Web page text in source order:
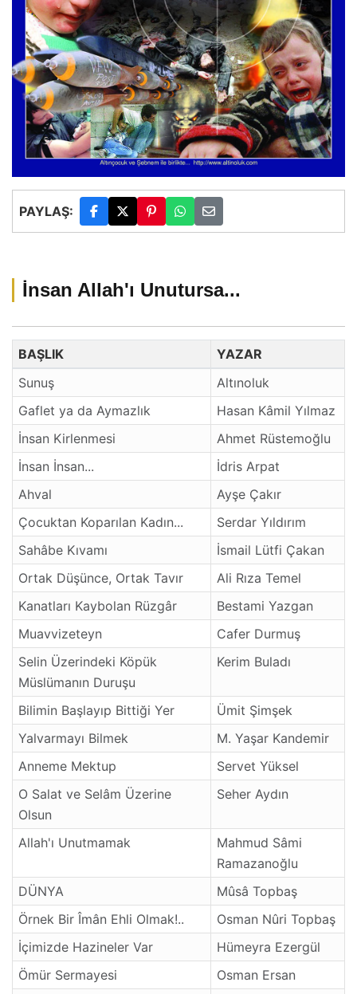
PAYLAŞ:
İnsan Allah'ı Unutursa...
BAŞLIK
YAZAR
Sunuş
Altınoluk
Gaflet ya da Aymazlık
Hasan Kâmil Yılmaz
İnsan Kirlenmesi
Ahmet Rüstemoğlu
İnsan İnsan...
İdris Arpat
Ahval
Ayşe Çakır
Çocuktan Koparılan Kadın...
Serdar Yıldırım
Sahâbe Kıvamı
İsmail Lütfi Çakan
Ortak Düşünce, Ortak Tavır
Ali Rıza Temel
Kanatları Kaybolan Rüzgâr
Bestami Yazgan
Muavvizeteyn
Cafer Durmuş
Selin Üzerindeki Köpük
Müslümanın Duruşu
Kerim Buladı
Bilimin Başlayıp Bittiği Yer
Ümit Şimşek
Yalvarmayı Bilmek
M. Yaşar Kandemir
Anneme Mektup
Servet Yüksel
O Salat ve Selâm Üzerine
Olsun
Seher Aydın
Allah'ı Unutmamak
Mahmud Sâmi
Ramazanoğlu
DÜNYA
Mûsâ Topbaş
Örnek Bir Îmân Ehli Olmak!..
Osman Nûri Topbaş
İçimizde Hazineler Var
Hümeyra Ezergül
Ömür Sermayesi
Osman Ersan